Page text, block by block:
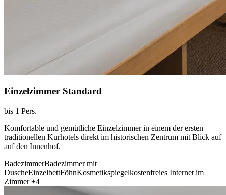
Einzelzimmer Standard
bis 1 Pers.
Komfortable und gemütliche Einzelzimmer in einem der ersten
traditionellen Kurhotels direkt im historischen Zentrum mit Blick auf
auf den Innenhof.
BadezimmerBadezimmer mit
DuscheEinzelbettFöhnKosmetikspiegelkostenfreies Internet im
Zimmer +4